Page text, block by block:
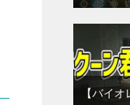
【バイ